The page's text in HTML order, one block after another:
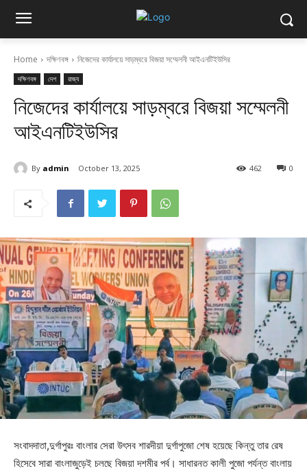
Home দক্ষিণবঙ্গ নিজেদের কার্যালয়ে সাড়ম্বরে বিজয়া সম্মেলনী আইএনটিইউসির
দক্ষিণবঙ্গ দেশ রাজ্য
নিজেদের কার্যালয়ে সাড়ম্বরে বিজয়া সম্মেলনী
আইএনটিইউসির
By admin October 13, 2025 0
462
সংবাদদাতা,দুর্গাপুরঃ বাংলার সেরা উৎসব শারদীয়া দুর্গাপুজো শেষ হয়েছে কিন্তু তার রেষ
হিসেবে সারা বাংলাজুড়েই চলছে বিজয়া দশমীর পর্ব। সাধারনত কালী পুজো পর্যন্ত বাংলায়